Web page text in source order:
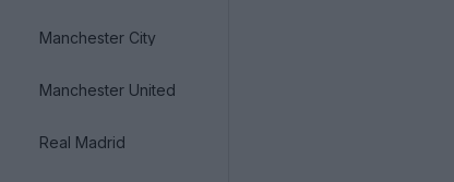
Manchester City
Manchester United
Real Madrid